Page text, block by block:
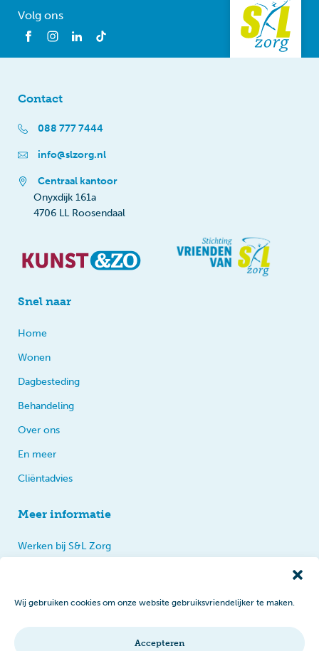
Wij gebruiken cookies om onze website gebruiksvriendelijker te maken.
Accepteren
Volg ons
Contact
088 777 7444
info@slzorg.nl
Centraal kantoor
Onyxdijk 161a
4706 LL Roosendaal
Snel naar
Home
Wonen
Dagbesteding
Behandeling
Over ons
En meer
Cliëntadvies
Meer informatie
Werken bij S&L Zorg